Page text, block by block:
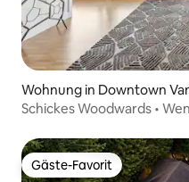
Wohnung in Downtown
Schickes Woodwards •
Gäste-Favorit
Gäste-Favorit